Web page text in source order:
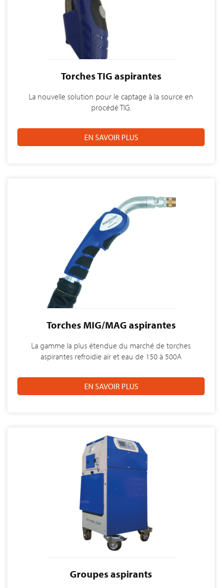
Torches TIG aspirantes
La nouvelle solution pour le captage à la source en
procédé TIG.
EN SAVOIR PLUS
Torches MIG/MAG aspirantes
La gamme la plus étendue du marché de torches
aspirantes refroidie air et eau de 150 à 500A
EN SAVOIR PLUS
Groupes aspirants